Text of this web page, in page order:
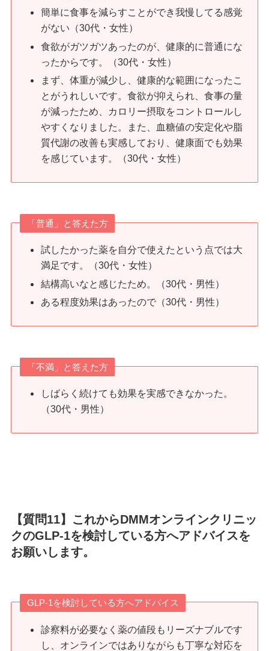
簡単に食事を減らすことができ我慢してる感覚
がない（30代・女性）
食欲がガツガツあったのが、健康的に普通にな
ったからです。（30代・女性）
まず、体重が減少し、健康的な範囲になったこ
とがうれしいです。食欲が抑えられ、食事の量
が減ったため、カロリー摂取をコントロールし
やすくなりました。また、血糖値の安定化や脂
質代謝の改善も実感しており、健康面でも効果
を感じています。（30代・女性）
「普通」と答えた方
試したかった薬を自分で使えたという点では大
満足です。（30代・女性）
結構高いなと感じたため。（30代・男性）
ある程度効果はあったので（30代・男性）
「不満」と答えた方
しばらく続けても効果を実感できなかった。
（30代・男性）
【質問11】これからDMMオンラインクリニッ
クのGLP-1を検討している方へアドバイスを
お願いします。
GLP-1を検討している方へアドバイス
診察料が必要なく薬の値段もリーズナブルです
し、オンラインではありながらも丁寧な対応を